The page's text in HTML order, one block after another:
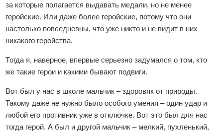
за которые полагается выдавать медали, но не менее
геройские. Или даже более геройские, потому что они
настолько повседневны, что уже никто и не видит в них
никакого геройства.
Тогда я, наверное, впервые серьезно задумался о том, кто
же такие герои и какими бывают подвиги.
Вот был у нас в школе мальчик – здоровяк от природы.
Такому даже не нужно было особого умения – один удар и
любой его противник уже в отключке. Вот это был для нас
тогда герой. А был и другой мальчик – мелкий, пухленький,